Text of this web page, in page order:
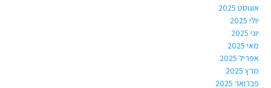
אוגוסט 2025
יולי 2025
יוני 2025
מאי 2025
אפריל 2025
מרץ 2025
פברואר 2025